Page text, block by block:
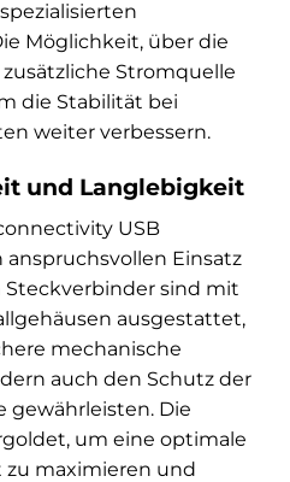
Möglichkeit, über die
Stromquelle
die Stabilität bei
weiter verbessern.
und Langlebigkeit
USB
Einsatz
sind mit
ausgestattet,
mechanische
auch den Schutz der
Die
um eine optimale
maximieren und